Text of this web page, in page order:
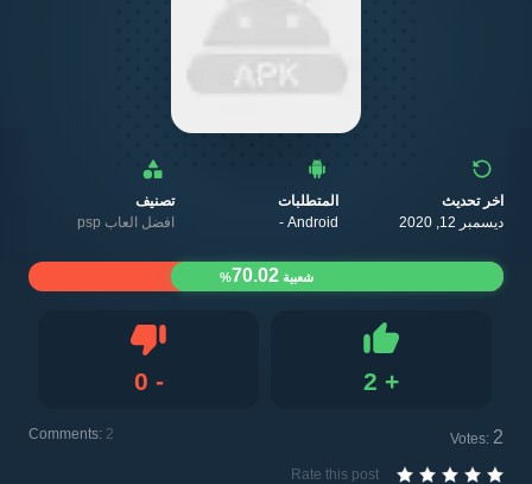
اخر تحديث
ديسمبر 12, 2020
المتطلبات
Android -
تصنيف
افضل العاب psp
+
2
Like
-
0
Votes: 2
Comments: 2
Rate this post
شعبية70.02
%